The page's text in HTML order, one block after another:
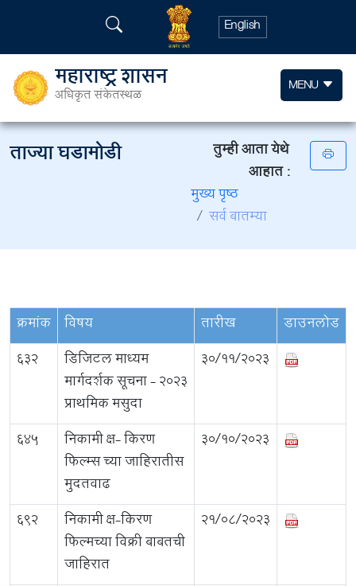
English
महाराष्ट्र शासन
अधिकृत संकेतस्थळ MENU
ताज्या घडामोडी
तुम्ही आता येथे
आहात :
मुख्य पृष्ठ
सर्व बातम्या
क्रमांक विषय तारीख डाउनलोड
632
डिजिटल माध्यम
मार्गदर्शक सूचना - २०२३
प्राथमिक मसुदा
30/11/2023
645
निकामी क्ष- किरण
फिल्म्स च्या जाहिरातीस
मुदतवाढ
30/10/2023
692
निकामी क्ष-किरण
फिल्मच्या विक्री बाबतची
जाहिरात
21/08/2023